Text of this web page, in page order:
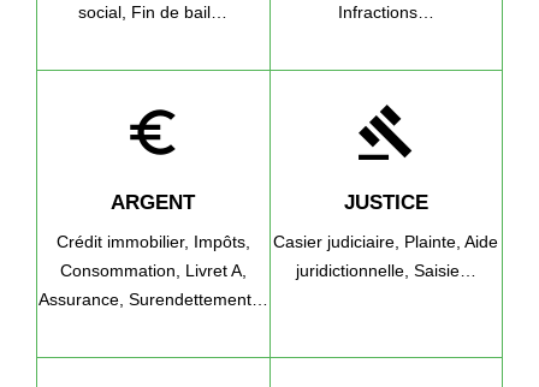
social, Fin de bail…
Infractions…
euro_symbol
ARGENT
Crédit immobilier, Impôts,
Consommation, Livret A,
Assurance, Surendettement…
gavel
JUSTICE
Casier judiciaire, Plainte,Aide
juridictionnelle, Saisie…